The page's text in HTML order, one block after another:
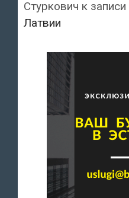
Стуркович к записи
Латвии